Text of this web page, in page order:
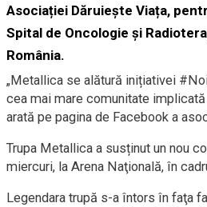
Asociației Dăruiește Viața,
Spital de Oncologie și
România.
„Metallica se alătură inițiativei
cea mai mare comunitate
arată pe pagina de Facebook a
Trupa Metallica a susținut un nou
miercuri, la Arena Naţională, în
Legendara trupă s-a întors în faţa